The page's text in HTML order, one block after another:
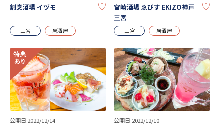
割烹酒場 イヅモ
KEEP
三宮 居酒屋
宮崎酒場 ゑびす EKIZO神戸
三宮
三宮 居酒屋
公開日:2022/12/14 公開日:2022/12/10